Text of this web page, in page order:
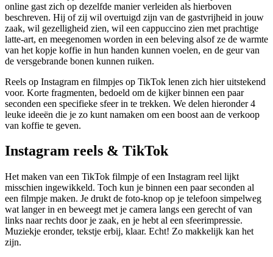
online gast zich op dezelfde manier verleiden als hierboven
beschreven. Hij of zij wil overtuigd zijn van de gastvrijheid in jouw
zaak, wil gezelligheid zien, wil een cappuccino zien met prachtige
latte-art, en meegenomen worden in een beleving alsof ze de warmte
van het kopje koffie in hun handen kunnen voelen, en de geur van
de versgebrande bonen kunnen ruiken.
Reels op Instagram en filmpjes op TikTok lenen zich hier uitstekend
voor. Korte fragmenten, bedoeld om de kijker binnen een paar
seconden een specifieke sfeer in te trekken. We delen hieronder 4
leuke ideeën die je zo kunt namaken om een boost aan de verkoop
van koffie te geven.
Instagram reels & TikTok
Het maken van een TikTok filmpje of een Instagram reel lijkt
misschien ingewikkeld. Toch kun je binnen een paar seconden al
een filmpje maken. Je drukt de foto-knop op je telefoon simpelweg
wat langer in en beweegt met je camera langs een gerecht of van
links naar rechts door je zaak, en je hebt al een sfeerimpressie.
Muziekje eronder, tekstje erbij, klaar. Echt! Zo makkelijk kan het
zijn.